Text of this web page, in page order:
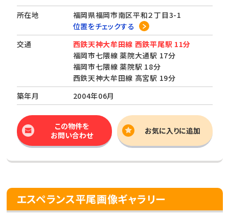
所在地
福岡県福岡市南区平和２丁目3-1
位置をチェックする
交通
西鉄天神大牟田線 西鉄平尾駅 11分
福岡市七隈線 薬院大通駅 17分
福岡市七隈線 薬院駅 18分
西鉄天神大牟田線 高宮駅 19分
築年月
2004年06月
この物件を
お問い合わせ
お気に入りに追加
エスペランス平尾画像ギャラリー